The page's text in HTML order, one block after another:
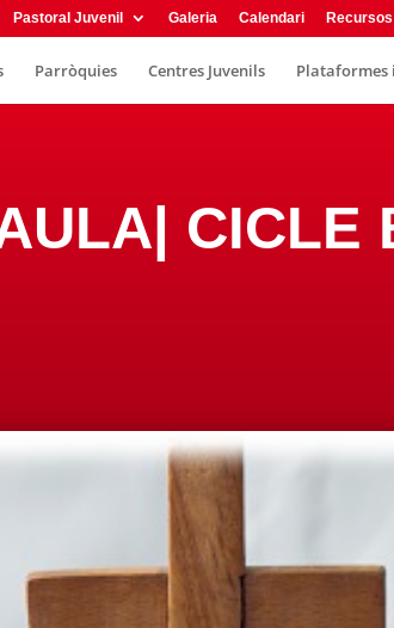
Pastoral Juvenil Galeria Calendari Recursos
Parròquies Centres Juvenils Plataformes
CICLE